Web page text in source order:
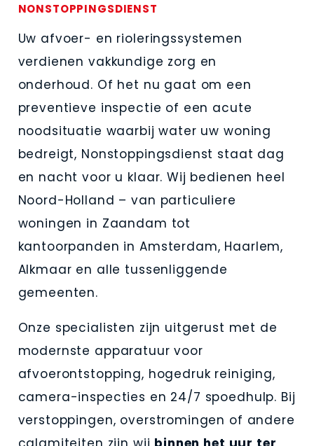
NONSTOPPINGSDIENST
Uw afvoer- en rioleringssystemen
verdienen vakkundige zorg en
onderhoud. Of het nu gaat om een
preventieve inspectie of een acute
noodsituatie waarbij water uw woning
bedreigt, Nonstoppingsdienst staat dag
en nacht voor u klaar. Wij bedienen heel
Noord-Holland – van particuliere
woningen in Zaandam tot
kantoorpanden in Amsterdam, Haarlem,
Alkmaar en alle tussenliggende
gemeenten.
Onze specialisten zijn uitgerust met de
modernste apparatuur voor
afvoerontstopping, hogedruk reiniging,
camera-inspecties en 24/7 spoedhulp. Bij
verstoppingen, overstromingen of andere